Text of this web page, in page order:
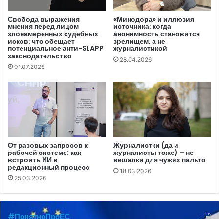
Спустя несколько месяцев Узун, уже в качестве
первого заместителя председателя Исполнительного
комитета, в личной беседе возмутился выпущенным
мной материалом.
строительства парка аттракционов GagauziyaLand». В
торжественной обстановке с участием священника,
клоунов, первых лиц Гагаузии и нескольких единиц
техники был дан старт строительству. Наша съемочная
группа побывала на этом месте на следующий день. И…
не нашла ничего кроме мусора, оставшегося после
церемонии.
сказать об этом лично мне как автору материала. В этот
же день Гуцул со сцены в Комрате представляла отчет
Свобода выражения
мнения перед лицом
злонамеренных судебных
исков: что обещает
потенциальное анти-SLAPP
законодательство
01.07.2026
«Минодора» и иллюзия
источника: когда
анонимность становится
зрелищем, а не
журналистикой
28.04.2026
От разовых запросов к
рабочей системе: как
встроить ИИ в
редакционный процесс
25.03.2026
Журналистки (да и
журналисты тоже) – не
вешалки для чужих пальто
18.03.2026
#ПонятноПроЕС